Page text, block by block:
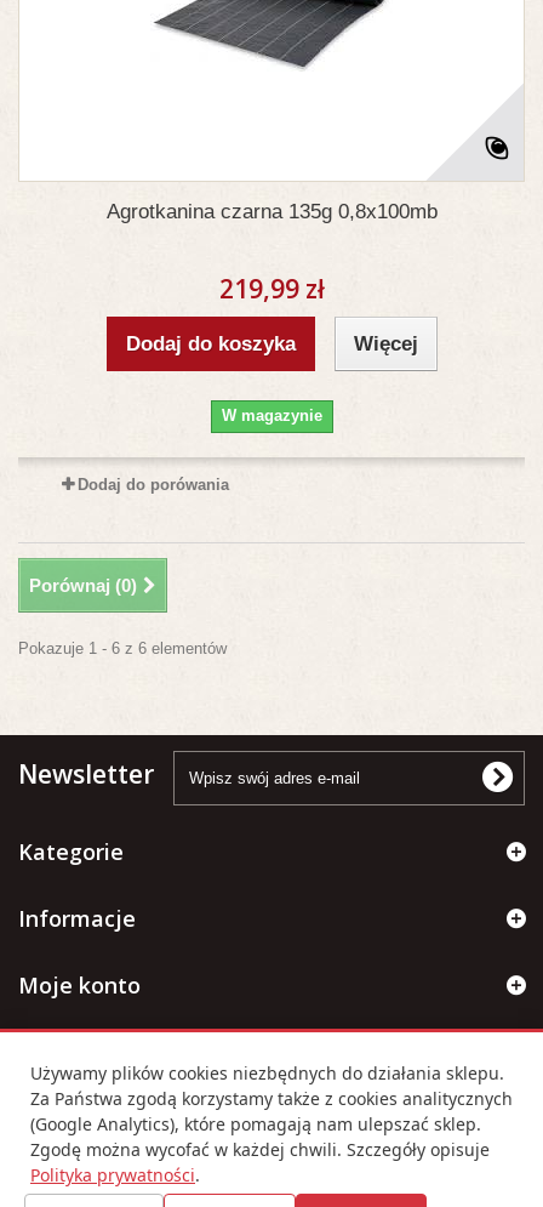
Agrotkanina czarna 135g 0,8x100mb
219,99 zł
Dodaj do koszyka Więcej
W magazynie
Dodaj do porówania
Porównaj (0)
Pokazuje 1 - 6 z 6 elementów
Newsletter
Kategorie
Informacje
Moje konto
Ustawienia cookies
Używamy plików cookies niezbędnych do działania sklepu.
Za Państwa zgodą korzystamy także z cookies analitycznych
(Google Analytics), które pomagają nam ulepszać sklep.
Zgodę można wycofać w każdej chwili. Szczegóły opisuje
Polityka prywatności.